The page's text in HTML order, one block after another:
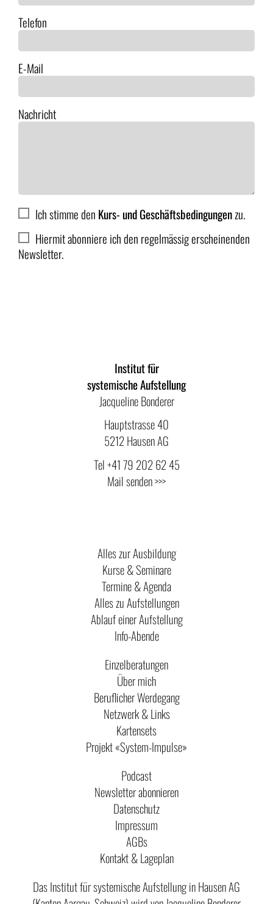
Telefon
E-Mail
Nachricht
Ich stimme den Kurs- und Geschäftsbedingungenzu.
Hiermit abonniere ich den regelmässig erscheinenden
Newsletter.
Institut für
systemische Aufstellung
Jacqueline Bonderer
Hauptstrasse 40
5212 Hausen AG
Tel+41 79 202 62 45
Mail senden >>>
Alles zur Ausbildung
Kurse & Seminare
Termine & Agenda
Alles zu Aufstellungen
Ablauf einer Aufstellung
Info-Abende
Einzelberatungen
Über mich
Beruflicher Werdegang
Netzwerk & Links
Kartensets
Projekt «System-Impulse»
Podcast
Newsletter abonnieren
Datenschutz
Impressum
AGBs
Kontakt & Lageplan
Das Institut für systemische Aufstellung in Hausen AG